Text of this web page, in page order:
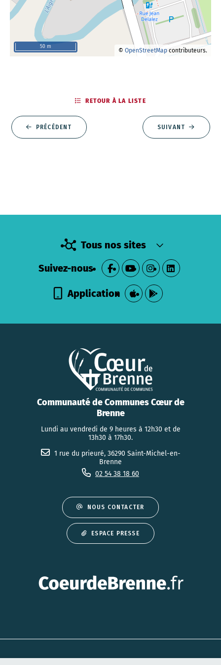
© OpenStreetMap contributeurs.
50 m
PRÉCÉDENT
RETOUR À LA LISTE
SUIVANT
Tous nos sites
Suivez-nous
Application
Communauté de Communes Cœur de
Brenne
Lundi au vendredi de 9 heures à 12h30 et de
13h30 à 17h30.
1 rue du prieuré, 36290 Saint-Michel-en-
Brenne
02 54 38 18 60
NOUS CONTACTER
ESPACE PRESSE